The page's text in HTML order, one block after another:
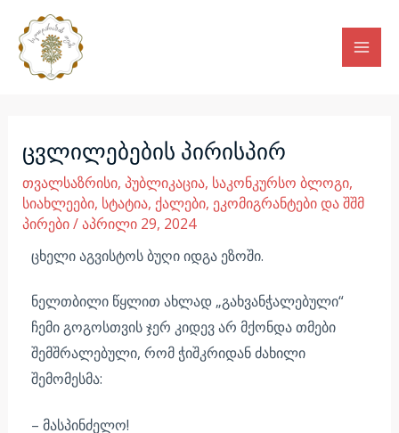
content
ცვლილებების პირისპირ
თვალსაზრისი, პუბლიკაცია, საკონკურსო ბლოგი,
სიახლეები, სტატია, ქალები, ეკომიგრანტები და შშმ
პირები/აპრილი 29, 2024
ცხელი აგვისტოს ბუღი იდგა ეზოში.
ნელთბილი წყლით ახლად „გახვანჭალებული“
ჩემი გოგოსთვის ჯერ კიდევ არ მქონდა თმები
შემშრალებული, რომ ჭიშკრიდან ძახილი
შემომესმა:
– მასპინძელო!